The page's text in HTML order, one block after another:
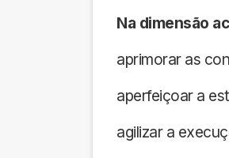
Na dimensão
aprimorar as
aperfeiçoar a
agilizar a